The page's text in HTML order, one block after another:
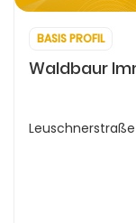
BASIS PROFIL
Waldbaur